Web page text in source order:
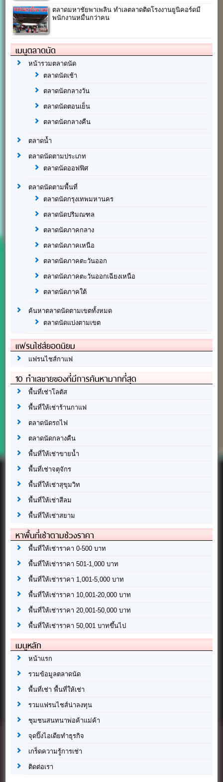
ตลาดมหาชัยพาเพลิน ทำเลตลาดติดโรงงานยูนิคอร์ดมี
พนักงานหมื่นกว่าคน
เมนูตลาดนัด
หน้ารวมตลาดนัด
ตลาดนัดเช้า
ตลาดนัดกลางวัน
ตลาดนัดตอนเย็น
ตลาดนัดกลางคืน
ตลาดน้ำ
ตลาดนัดตามประเภท
ตลาดนัดออฟฟิศ
ตลาดนัดตามพื้นที่
ตลาดนัดกรุงเทพมหานคร
ตลาดนัดปริมณฑล
ตลาดนัดภาคกลาง
ตลาดนัดภาคเหนือ
ตลาดนัดภาคตะวันออก
ตลาดนัดภาคตะวันออกเฉียงเหนือ
ตลาดนัดภาคใต้
ค้นหาตลาดนัดตามเขตทั้งหมด
ตลาดนัดแบ่งตามเขต
แฟรนไชส์ยอดนิยม
แฟรนไชส์กาแฟ
10 ทำเลขายของที่มีการค้นหามากที่สุด
พื้นที่เช่าโลตัส
พื้นที่ให้เช่าร้านกาแฟ
ตลาดนัดรถไฟ
ตลาดนัดกลางคืน
พื้นที่ให้เช่าขายน้ำ
พื้นที่เช่าจตุจักร
พื้นที่ให้เช่าสุขุมวิท
พื้นที่ให้เช่าสีลม
พื้นที่ให้เช่าสยาม
หาพื้นที่เช่าตามช่วงราคา
พื้นที่ให้เช่าราคา 0-500 บาท
พื้นที่ให้เช่าราคา 501-1,000 บาท
พื้นที่ให้เช่าราคา 1,001-5,000 บาท
พื้นที่ให้เช่าราคา 10,001-20,000 บาท
พื้นที่ให้เช่าราคา 20,001-50,000 บาท
พื้นที่ให้เช่าราคา 50,001 บาทขึ้นไป
เมนูหลัก
หน้าแรก
รวมข้อมูลตลาดนัด
พื้นที่เช่า พื้นที่ให้เช่า
รวมแฟรนไชส์น่าลงทุน
ชุมชนสนทนาพ่อค้าแม่ค้า
จุดปิ๊งไอเดียทำธุรกิจ
เกร็ดความรู้การเช่า
ติดต่อเรา